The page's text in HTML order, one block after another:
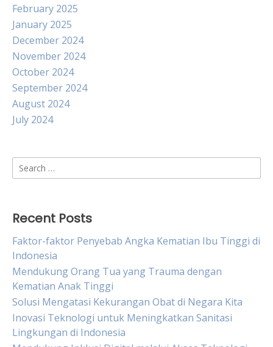
February 2025
January 2025
December 2024
November 2024
October 2024
September 2024
August 2024
July 2024
Search
for:
Recent Posts
Faktor-faktor Penyebab Angka Kematian Ibu Tinggi di
Indonesia
Mendukung Orang Tua yang Trauma dengan
Kematian Anak Tinggi
Solusi Mengatasi Kekurangan Obat di Negara Kita
Inovasi Teknologi untuk Meningkatkan Sanitasi
Lingkungan di Indonesia